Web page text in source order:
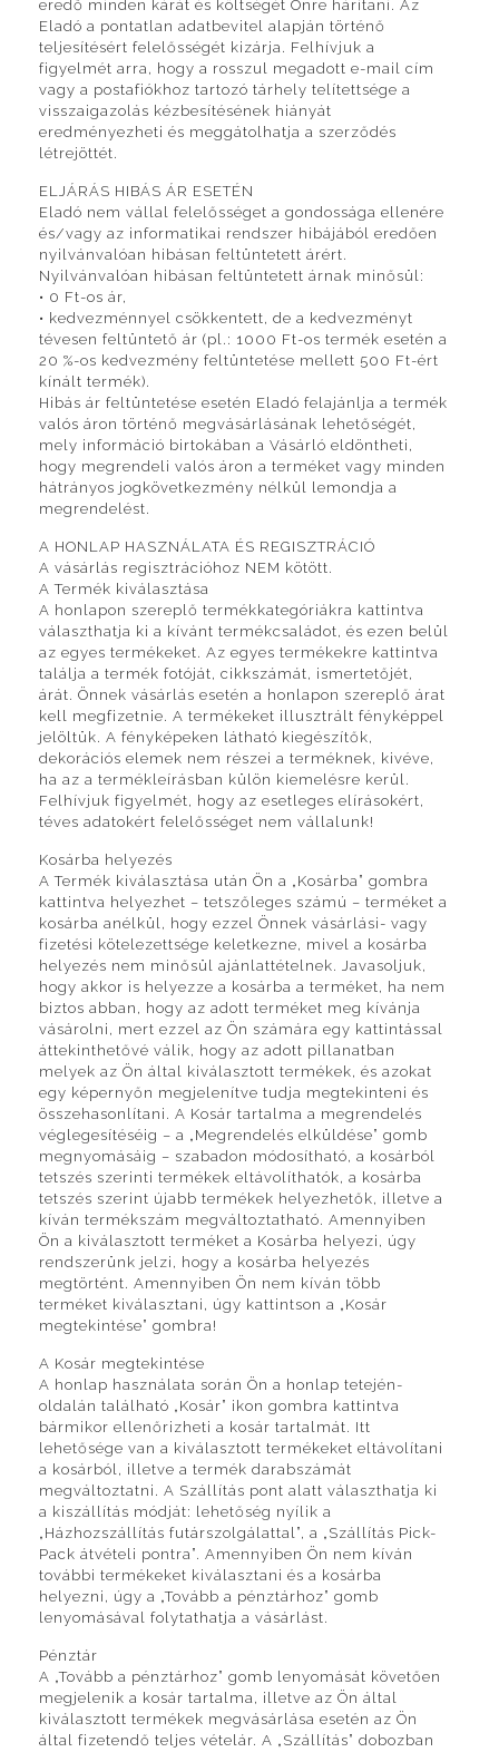
eredő minden kárát és költségét Önre hárítani. Az
Eladó a pontatlan adatbevitel alapján történő
teljesítésért felelősségét kizárja. Felhívjuk a
figyelmét arra, hogy a rosszul megadott e-mail cím
vagy a postafiókhoz tartozó tárhely telítettsége a
visszaigazolás kézbesítésének hiányát
eredményezheti és meggátolhatja a szerződés
létrejöttét.
ELJÁRÁS HIBÁS ÁR ESETÉN
Eladó nem vállal felelősséget a gondossága ellenére
és/vagy az informatikai rendszer hibájából eredően
nyilvánvalóan hibásan feltüntetett árért.
Nyilvánvalóan hibásan feltüntetett árnak minősül:
• 0 Ft-os ár,
• kedvezménnyel csökkentett, de a kedvezményt
tévesen feltüntető ár (pl.: 1000 Ft-os termék esetén a
20 %-os kedvezmény feltüntetése mellett 500 Ft-ért
kínált termék).
Hibás ár feltüntetése esetén Eladó felajánlja a termék
valós áron történő megvásárlásának lehetőségét,
mely információ birtokában a Vásárló eldöntheti,
hogy megrendeli valós áron a terméket vagy minden
hátrányos jogkövetkezmény nélkül lemondja a
megrendelést.
A HONLAP HASZNÁLATA ÉS REGISZTRÁCIÓ
A vásárlás regisztrációhoz NEM kötött.
A Termék kiválasztása
A honlapon szereplő termékkategóriákra kattintva
választhatja ki a kívánt termékcsaládot, és ezen belül
az egyes termékeket. Az egyes termékekre kattintva
találja a termék fotóját, cikkszámát, ismertetőjét,
árát. Önnek vásárlás esetén a honlapon szereplő árat
kell megfizetnie. A termékeket illusztrált fényképpel
jelöltük. A fényképeken látható kiegészítők,
dekorációs elemek nem részei a terméknek, kivéve,
ha az a termékleírásban külön kiemelésre kerül.
Felhívjuk figyelmét, hogy az esetleges elírásokért,
téves adatokért felelősséget nem vállalunk!
Kosárba helyezés
A Termék kiválasztása után Ön a „Kosárba” gombra
kattintva helyezhet – tetszőleges számú – terméket a
kosárba anélkül, hogy ezzel Önnek vásárlási- vagy
fizetési kötelezettsége keletkezne, mivel a kosárba
helyezés nem minősül ajánlattételnek. Javasoljuk,
hogy akkor is helyezze a kosárba a terméket, ha nem
biztos abban, hogy az adott terméket meg kívánja
vásárolni, mert ezzel az Ön számára egy kattintással
áttekinthetővé válik, hogy az adott pillanatban
melyek az Ön által kiválasztott termékek, és azokat
egy képernyőn megjelenítve tudja megtekinteni és
összehasonlítani. A Kosár tartalma a megrendelés
véglegesítéséig – a „Megrendelés elküldése” gomb
megnyomásáig – szabadon módosítható, a kosárból
tetszés szerinti termékek eltávolíthatók, a kosárba
tetszés szerint újabb termékek helyezhetők, illetve a
kíván termékszám megváltoztatható. Amennyiben
Ön a kiválasztott terméket a Kosárba helyezi, úgy
rendszerünk jelzi, hogy a kosárba helyezés
megtörtént. Amennyiben Ön nem kíván több
terméket kiválasztani, úgy kattintson a „Kosár
megtekintése” gombra!
A Kosár megtekintése
A honlap használata során Ön a honlap tetején-
oldalán található „Kosár” ikon gombra kattintva
bármikor ellenőrizheti a kosár tartalmát. Itt
lehetősége van a kiválasztott termékeket eltávolítani
a kosárból, illetve a termék darabszámát
megváltoztatni. A Szállítás pont alatt választhatja ki
a kiszállítás módját: lehetőség nyílik a
„Házhozszállítás futárszolgálattal”, a „Szállítás Pick-
Pack átvételi pontra”. Amennyiben Ön nem kíván
további termékeket kiválasztani és a kosárba
helyezni, úgy a „Tovább a pénztárhoz” gomb
lenyomásával folytathatja a vásárlást.
Pénztár
A „Tovább a pénztárhoz” gomb lenyomását követően
megjelenik a kosár tartalma, illetve az Ön által
kiválasztott termékek megvásárlása esetén az Ön
által fizetendő teljes vételár. A „Szállítás” dobozban